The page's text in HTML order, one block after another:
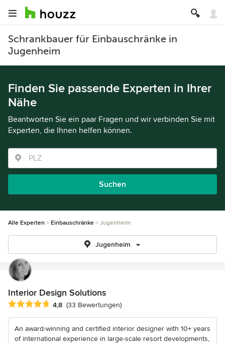
Schrankbauer für Einbauschränke in
Jugenheim
Finden Sie passende Experten in Ihrer
Nähe
Beantworten Sie ein paar Fragen und wir verbinden Sie mit
Experten, die Ihnen helfen können.
Suchen
Alle Experten Einbauschränke Jugenheim
Jugenheim
Interior Design Solutions
Durchschnittliche Bewertung: 4.8 von 5 Sternen
4,8 (33 Bewertungen)
An award-winning and certified interior designer with 10+ years
of international experience in large-scale resort developments,